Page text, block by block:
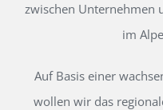
zwischen Unternehmen
im
Auf Basis einer
wollen wir das